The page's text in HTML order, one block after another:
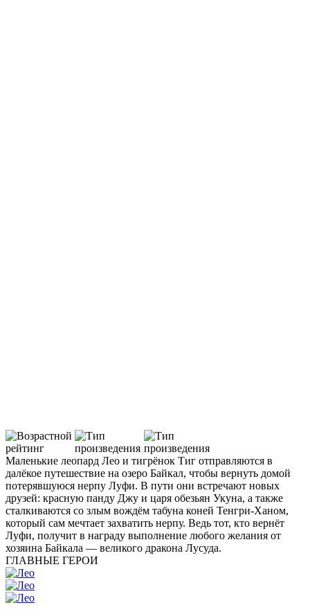
Маленькие леопард Лео и тигрёнок Тиг отправляются в
далёкое путешествие на озеро Байкал, чтобы вернуть домой
потерявшуюся нерпу Луфи. В пути они встречают новых
друзей: красную панду Джу и царя обезьян Укуна, а также
сталкиваются со злым вождём табуна коней Тенгри-Ханом,
который сам мечтает захватить нерпу. Ведь тот, кто вернёт
Луфи, получит в награду выполнение любого желания от
хозяина Байкала — великого дракона Лусуда.
ГЛАВНЫЕ ГЕРОИ